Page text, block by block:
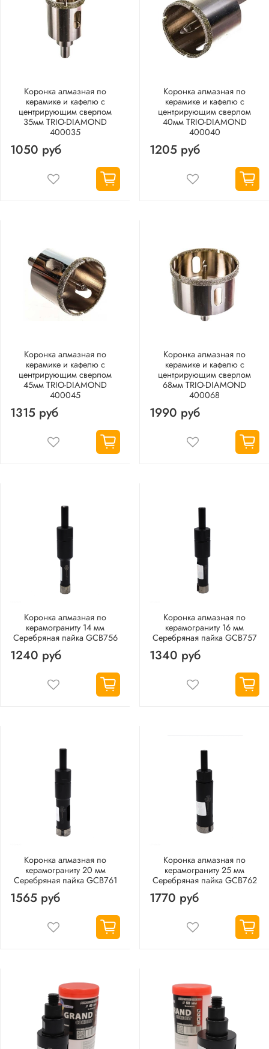
Коронка алмазная по
керамике и кафелю с
центрирующим сверлом
35мм TRIO-DIAMOND
400035
1050 руб
Коронка алмазная по
керамике и кафелю с
центрирующим сверлом
40мм TRIO-DIAMOND
400040
1205 руб
Коронка алмазная по
керамике и кафелю с
центрирующим сверлом
45мм TRIO-DIAMOND
400045
1315 руб
Коронка алмазная по
керамике и кафелю с
центрирующим сверлом
68мм TRIO-DIAMOND
400068
1990 руб
Коронка алмазная по
керамограниту 14 мм
Серебряная пайка GCB756
1240 руб
Коронка алмазная по
керамограниту 16 мм
Серебряная пайка GCB757
1340 руб
Коронка алмазная по
керамограниту 20 мм
Серебряная пайка GCB761
1565 руб
Коронка алмазная по
керамограниту 25 мм
Серебряная пайка GCB762
1770 руб